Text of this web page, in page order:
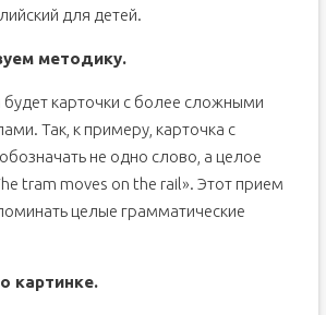
для детей.
методику.
карточки с более сложными
Так, к примеру, карточка с
не одно слово, а целое
tram moves on the rail». Этот прием
целые грамматические
картинке.